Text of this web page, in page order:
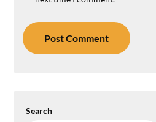
Search